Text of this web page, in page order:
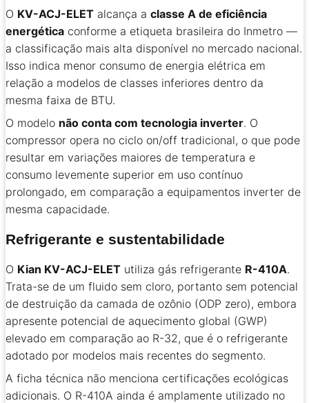
O KV-ACJ-ELET alcança a classe A de eficiência
energética conforme a etiqueta brasileira do Inmetro —
a classificação mais alta disponível no mercado nacional.
Isso indica menor consumo de energia elétrica em
relação a modelos de classes inferiores dentro da
mesma faixa de BTU.
O modelo não conta com tecnologia inverter. O
compressor opera no ciclo on/off tradicional, o que pode
resultar em variações maiores de temperatura e
consumo levemente superior em uso contínuo
prolongado, em comparação a equipamentos inverter de
mesma capacidade.
Refrigerante e sustentabilidade
O Kian KV-ACJ-ELET utiliza gás refrigerante R-410A.
Trata-se de um fluido sem cloro, portanto sem potencial
de destruição da camada de ozônio (ODP zero), embora
apresente potencial de aquecimento global (GWP)
elevado em comparação ao R-32, que é o refrigerante
adotado por modelos mais recentes do segmento.
A ficha técnica não menciona certificações ecológicas
adicionais. O R-410A ainda é amplamente utilizado no